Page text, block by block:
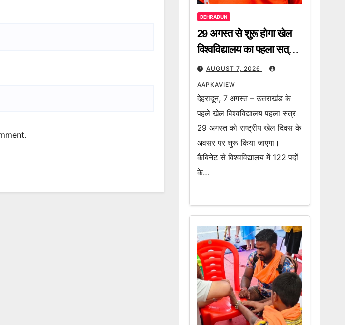
DEHRADUN
29 अगस्त से शुरू होगा खेल
विश्वविद्यालय का पहला सत्र –
रेखा आर्या
AUGUST 7, 2026
AAPKAVIEW
देहरादून, 7 अगस्त – उत्तराखंड के
पहले खेल विश्वविद्यालय पहला सत्र
29 अगस्त को राष्ट्रीय खेल दिवस के
अवसर पर शुरू किया जाएगा।
कैबिनेट से विश्वविद्यालय में 122 पदों
के…